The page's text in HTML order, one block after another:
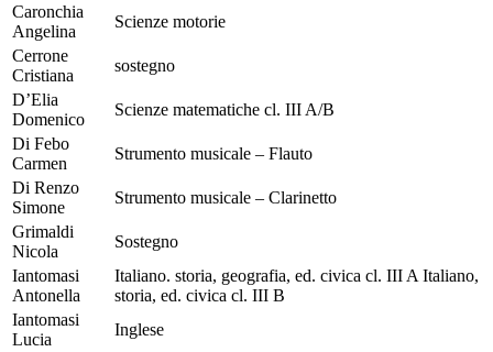
Caronchia
Angelina
Scienze motorie
Cerrone
Cristiana
sostegno
D’Elia
Domenico
Scienze matematiche cl. III A/B
Di Febo
Carmen
Strumento musicale – Flauto
Di Renzo
Simone
Strumento musicale – Clarinetto
Grimaldi
Nicola
Sostegno
Iantomasi
Antonella
Italiano. storia, geografia, ed. civica cl. III A Italiano,
storia, ed. civica cl. III B
Iantomasi
Lucia
Inglese